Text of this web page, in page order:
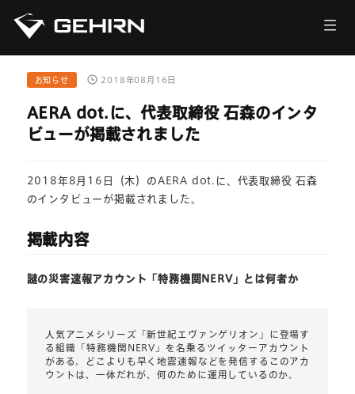
ニュース
お知らせ 2018年08月16日
AERA dot.に、代表取締役 石森のインタ
ビューが掲載されました
2018年8月16日（木）のAERA dot.に、代表取締役 石森
のインタビューが掲載されました。
掲載内容
謎の災害速報アカウント「特務機関NERV」とは何者か
人気アニメシリーズ「新世紀エヴァンゲリオン」に登場す
る組織「特務機関NERV」を名乗るツイッターアカウント
がある。どこよりも早く地震速報などを発信するこのアカ
ウントは、一体だれが、何のために運用しているのか。